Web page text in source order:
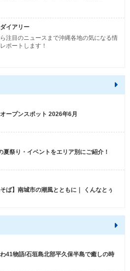
イアリー
注目のニュースまで沖縄各地の気になる情
ポートします！
ープンスポット 2026年6月
夏祭り・イベントをエリア別にご紹介！
そば】南城市の潮風とともに｜ くんなとぅ
41物語/石垣島北部平久保半島で癒しの時